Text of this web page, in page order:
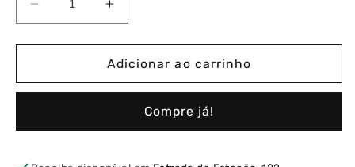
Diminuir
a
quantidade
Disjuntor
C
Aumentar
a
quantidade
de
Disjuntor
C
Adicionar ao carrinho
Compre já!